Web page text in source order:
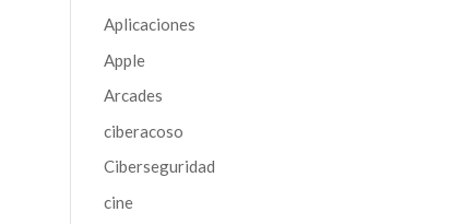
Aplicaciones
Apple
Arcades
ciberacoso
Ciberseguridad
cine